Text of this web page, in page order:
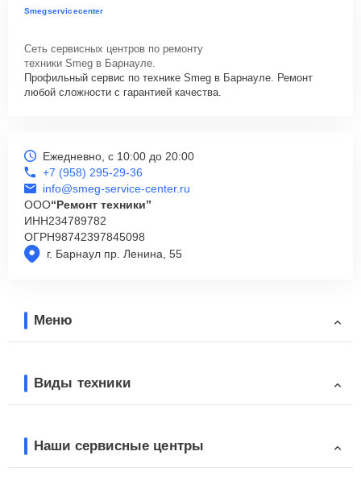
Smegservicecenter
Сеть сервисных центров по ремонту
техники Smeg в Барнауле.
Профильный сервис по технике Smeg в Барнауле. Ремонт
любой сложности с гарантией качества.
г. Барнаул пр. Ленина, 55
Ежедневно, с 10:00 до 20:00
+7 (958) 295-29-36
info@smeg-service-center.ru
ООО“Ремонт техники”
ИНН234789782
ОГРН98742397845098
Меню
Виды техники
Наши сервисные центры